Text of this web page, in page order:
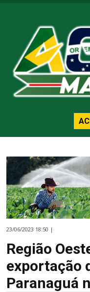
23/06/2023 18:50 |
Região
exportação
Paranaguá